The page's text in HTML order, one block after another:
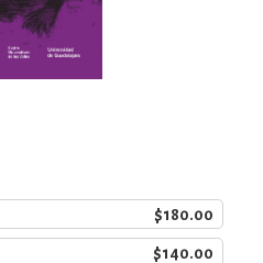
$180.00
$140.00